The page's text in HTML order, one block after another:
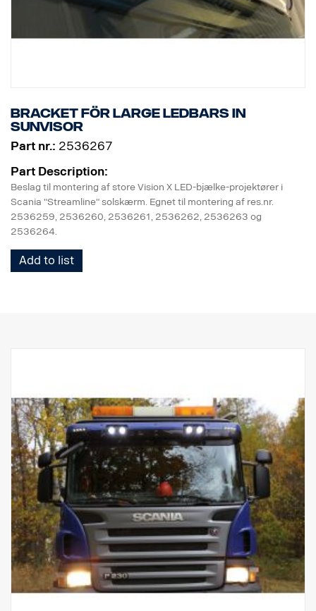
Bracket för large LEDbars in
sunvisor
Part nr.: 2536267
Part Description:
Beslag til montering af store Vision X LED-bjælke-projektører i
Scania "Streamline" solskærm. Egnet til montering af res.nr.
2536259, 2536260, 2536261, 2536262, 2536263 og
2536264.
Add to list